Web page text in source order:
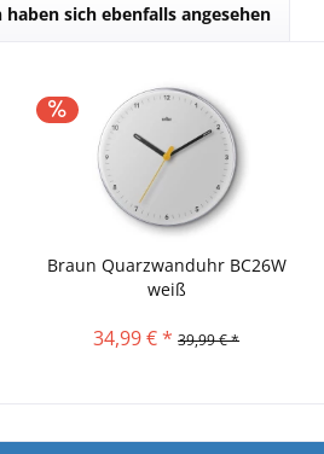
haben sich ebenfalls angesehen
Braun Quarzwanduhr BC26W
weiß
34,99 € * 39,99 € *